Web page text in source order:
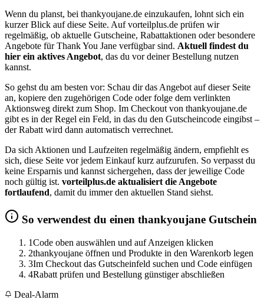
Wenn du planst, bei thankyoujane.de einzukaufen, lohnt sich ein
kurzer Blick auf diese Seite. Auf vorteilplus.de prüfen wir
regelmäßig, ob aktuelle Gutscheine, Rabattaktionen oder besondere
Angebote für Thank You Jane verfügbar sind. Aktuell findest du
hier ein aktives Angebot, das du vor deiner Bestellung nutzen
kannst.
So gehst du am besten vor: Schau dir das Angebot auf dieser Seite
an, kopiere den zugehörigen Code oder folge dem verlinkten
Aktionsweg direkt zum Shop. Im Checkout von thankyoujane.de
gibt es in der Regel ein Feld, in das du den Gutscheincode eingibst –
der Rabatt wird dann automatisch verrechnet.
Da sich Aktionen und Laufzeiten regelmäßig ändern, empfiehlt es
sich, diese Seite vor jedem Einkauf kurz aufzurufen. So verpasst du
keine Ersparnis und kannst sichergehen, dass der jeweilige Code
noch gültig ist. vorteilplus.de aktualisiert die Angebote
fortlaufend, damit du immer den aktuellen Stand siehst.
So verwendest du einen thankyoujane Gutschein
1Code oben auswählen und auf Anzeigen klicken
2thankyoujane öffnen und Produkte in den Warenkorb legen
3Im Checkout das Gutscheinfeld suchen und Code einfügen
4Rabatt prüfen und Bestellung günstiger abschließen
Deal-Alarm